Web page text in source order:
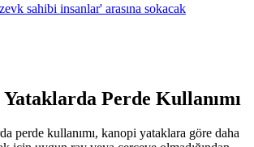
sahibi insanlar' arasına sokacak
Perde Kullanımı
perde kullanımı, kanopi yataklara göre daha